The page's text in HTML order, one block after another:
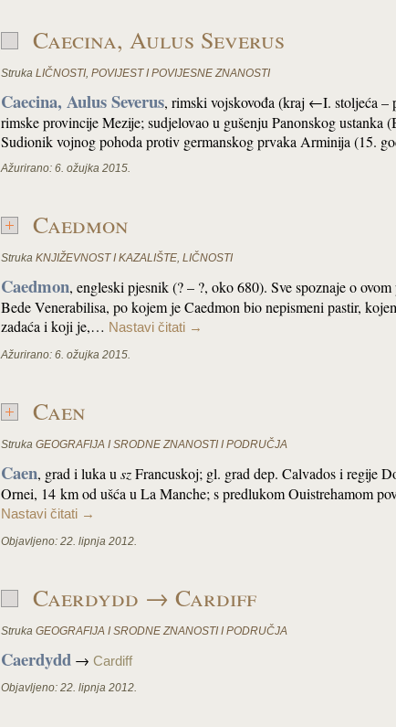
Caecina, Aulus Severus
Struka LIČNOSTI, POVIJEST I POVIJESNE ZNANOSTI
Caecina, Aulus Severus, rimski vojskovođa (kraj ←I. stoljeća –
rimske provincije Mezije; sudjelovao u gušenju Panonskog ustanka
Sudionik vojnog pohoda protiv germanskog prvaka Arminija (15.
Ažurirano: 6. ožujka 2015.
Caedmon
Struka KNJIŽEVNOST I KAZALIŠTE, LIČNOSTI
Caedmon, engleski pjesnik (? – ?, oko 680). Sve spoznaje o
Bede Venerabilisa, po kojem je Caedmon bio nepismeni pastir,
zadaća i koji je,… Nastavi čitati →
Ažurirano: 6. ožujka 2015.
Caen
Struka GEOGRAFIJA I SRODNE ZNANOSTI I PODRUČJA
Caen, grad i luka u szFrancuskoj; gl. grad dep. Calvados i regije
Ornei, 14 km od ušća u La Manche; s predlukom Ouistrehamom
Nastavi čitati →
Objavljeno: 22. lipnja 2012.
Caerdydd → Cardiff
Struka GEOGRAFIJA I SRODNE ZNANOSTI I PODRUČJA
Caerdydd → Cardiff
Objavljeno: 22. lipnja 2012.